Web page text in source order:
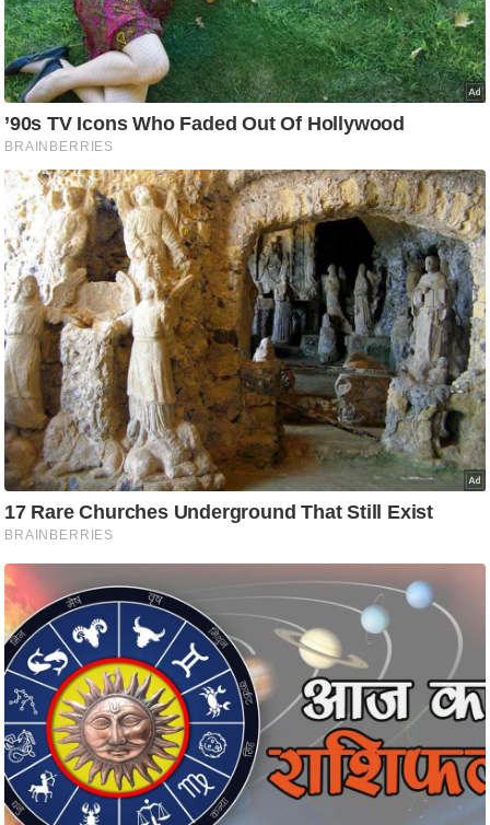
.
चा
य
प
र
मी
क्षा
ध
र्म
ज्यो
ति
ष
प्र
भु
म
हि
मा
/
ध
र्म
स्थ
ल
व्र
त
त्यो
हा
र